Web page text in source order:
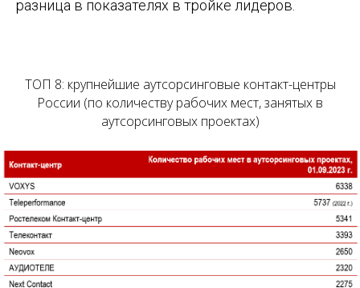
разница в показателях в тройке лидеров.
ТОП 8: крупнейшие аутсорсинговые контакт-центры
России (по количеству рабочих мест, занятых в
аутсорсинговых проектах)